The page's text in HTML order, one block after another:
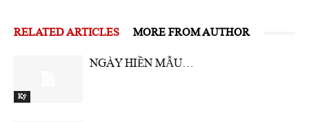
RELATED ARTICLES MORE FROM AUTHOR
Ký
NGÀY HIỀN MẪU…